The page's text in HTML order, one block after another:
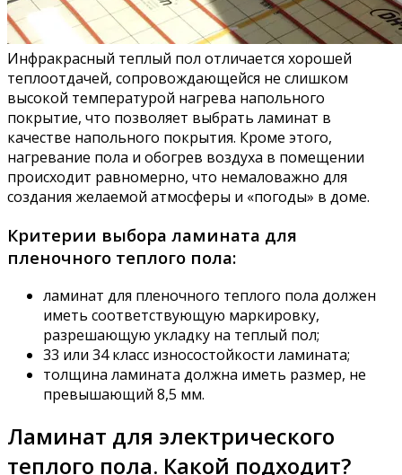
Инфракрасный теплый пол отличается хорошей
теплоотдачей, сопровождающейся не слишком
высокой температурой нагрева напольного
покрытие, что позволяет выбрать ламинат в
качестве напольного покрытия. Кроме этого,
нагревание пола и обогрев воздуха в помещении
происходит равномерно, что немаловажно для
создания желаемой атмосферы и «погоды» в доме.
Критерии выбора ламината для
пленочного теплого пола:
ламинат для пленочного теплого пола должен
иметь соответствующую маркировку,
разрешающую укладку на теплый пол;
33 или 34 класс износостойкости ламината;
толщина ламината должна иметь размер, не
превышающий 8,5 мм.
Ламинат для электрического
теплого пола. Какой подходит?